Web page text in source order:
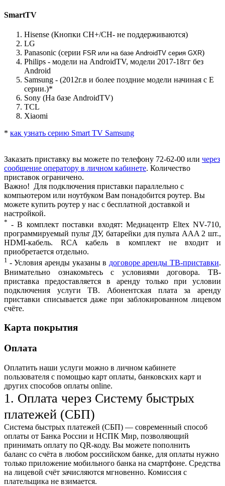
SmartTV
Hisense (Кнопки CH+/CH- не поддерживаются)
LG
Panasonic (серии FSR или на базе AndroidTV серия GXR)
Philips - модели на AndroidTV, модели 2017-18гг без
Android
Samsung - (2012г.в и более поздние модели начиная с E
серии.)*
Sony (На базе AndroidTV)
TCL
Xiaomi
* как узнать серию Smart TV Samsung
Заказать приставку вы можете по телефону 72-62-00 или через
сообщение оператору в личном кабинете. Количество
приставок ограничено.
Важно! Для подключения приставки параллельно с
компьютером или ноутбуком Вам понадобится роутер. Вы
можете купить роутер у нас с бесплатной доставкой и
настройкой.
* - В комплект поставки входят: Медиацентр Eltex NV-710,
программируемый пульт ДУ, батарейки для пульта AAA 2 шт.,
HDMI-кабель. RCA кабель в комплект не входит и
приобретается отдельно.
1 - Условия аренды указаны в договоре аренды ТВ-приставки.
Внимательно ознакомьтесь с условиями договора. ТВ-
приставка предоставляется в аренду только при условии
подключения услуги ТВ. Абонентская плата за аренду
приставки списывается даже при заблокированном лицевом
счёте.
Карта покрытия
Оплата
Оплатить наши услуги можно в личном кабинете
пользователя с помощью карт оплаты, банковских карт и
других способов оплаты online.
1. Оплата через Систему быстрых
платежей (СБП)
Система быстрых платежей (СБП) — современный способ
оплаты от Банка России и НСПК Мир, позволяющий
принимать оплату по QR-коду. Вы можете пополнить
баланс со счёта в любом российском банке, для оплаты нужно
только приложение мобильного банка на смартфоне. Средства
на лицевой счёт зачисляются мгновенно. Комиссия с
плательщика не взимается.